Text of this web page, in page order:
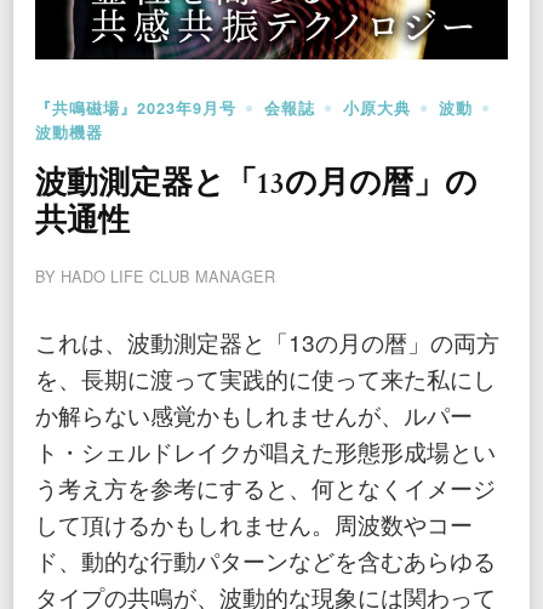
『共鳴磁場』2023年9月号 会報誌 小原大典
波動
波動機器
波動測定器と「13の月の暦」の
共通性
BY HADO LIFE CLUB MANAGER
これは、波動測定器と「13の月の暦」の両方
を、長期に渡って実践的に使って来た私にし
か解らない感覚かもしれませんが、ルパー
ト・シェルドレイクが唱えた形態形成場とい
う考え方を参考にすると、何となくイメージ
して頂けるかもしれません。周波数やコー
ド、動的な行動パターンなどを含むあらゆる
タイプの共鳴が、波動的な現象には関わって